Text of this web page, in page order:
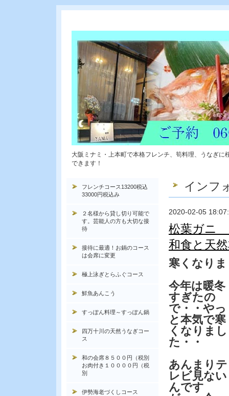
大阪ミナミ・上本町で本格フレンチ、筍料理、うなぎ
できます！
インフ
2020-02-05
松葉ガニ
和食と天
寒くなり
今年は暖冬
すぎたの
で・・やっ
と本気で寒
くなりまし
た・・
あんまりテ
レビ見ない
んです
フレンチコース13200税込
33000円税込み
２名様から貸し切り可能で
す。芸能人の方も大切な接
待
接待に最適！お鍋のコース
は会席に変更
極上泳ぎとらふぐコース
鮮魚あんこう
すっぽん料理～すっぽん鍋
四万十川の天然うなぎコー
ス
和の会席８５００円（税別
お肉付き１００００円（税
別
伊勢海老づくしコース